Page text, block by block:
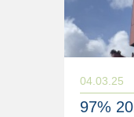
04.03.25